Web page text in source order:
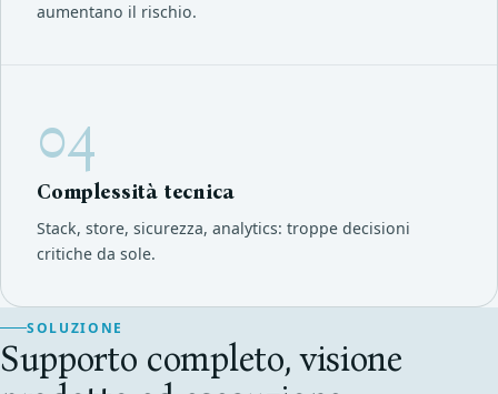
aumentano il rischio.
04
Complessità tecnica
Stack, store, sicurezza, analytics: troppe decisioni
critiche da sole.
SOLUZIONE
Supporto completo, visione